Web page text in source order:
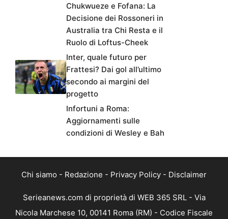
Chukwueze e Fofana: La
Decisione dei Rossoneri in
Australia tra Chi Resta e il
Ruolo di Loftus-Cheek
Inter, quale futuro per
Frattesi? Dai gol all’ultimo
secondo ai margini del
progetto
Infortuni a Roma:
Aggiornamenti sulle
condizioni di Wesley e Bah
Chi siamo - Redazione - Privacy Policy - Disclaimer
Serieanews.com di proprietà di WEB 365 SRL - Via
Nicola Marchese 10, 00141 Roma (RM) - Codice Fiscale